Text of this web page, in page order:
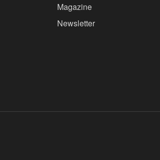
Magazine
Newsletter